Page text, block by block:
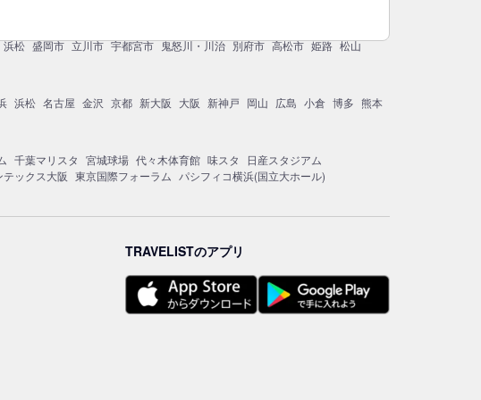
浜松 盛岡市 立川市 宇都宮市 鬼怒川・川治 別府市 高松市 姫路 松山
浜松 名古屋 金沢 京都 新大阪 大阪 新神戸 岡山 広島 小倉 博多 熊本
千葉マリスタ 宮城球場 代々木体育館 味スタ
日産スタジアム
テックス大阪 東京国際フォーラム パシフィコ横浜(国立大ホール)
TRAVELISTのアプリ